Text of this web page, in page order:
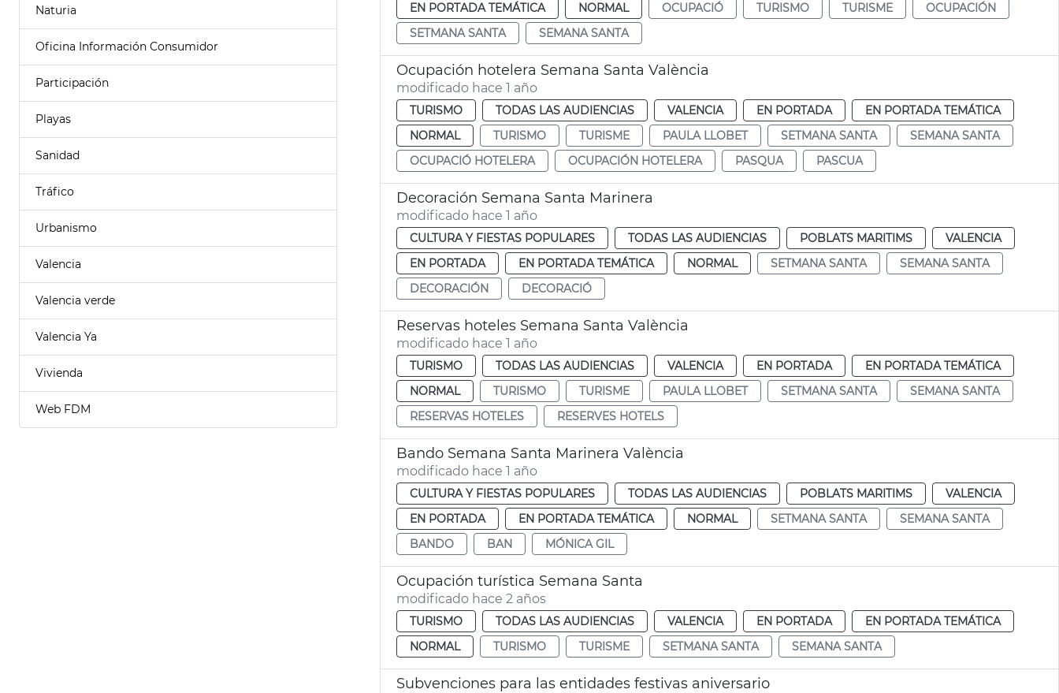
Naturia
Oficina Información Consumidor
Participación
Playas
Sanidad
Tráfico
Urbanismo
Valencia
Valencia verde
Valencia Ya
Vivienda
Web FDM
EN PORTADA TEMÁTICA
NORMAL OCUPACIÓ TURISMO TURISME
OCUPACIÓN
SETMANA SANTA
SEMANA SANTA
Ocupación hotelera Semana Santa València
modificado hace 1 año
TURISMO TODAS LAS AUDIENCIAS VALENCIA EN PORTADA
EN PORTADA TEMÁTICA
NORMAL
TURISMO TURISME PAULA LLOBET SETMANA SANTA
SEMANA SANTA
OCUPACIÓ HOTELERA
OCUPACIÓN HOTELERA PASQUA PASCUA
Decoración Semana Santa Marinera
modificado hace 1 año
CULTURA Y FIESTAS POPULARES TODAS LAS AUDIENCIAS POBLATS MARITIMS
VALENCIA
EN PORTADA
EN PORTADA TEMÁTICA NORMAL SETMANA SANTA
SEMANA SANTA
DECORACIÓN
DECORACIÓ
Reservas hoteles Semana Santa València
modificado hace 1 año
TURISMO TODAS LAS AUDIENCIAS VALENCIA EN PORTADA
EN PORTADA TEMÁTICA
NORMAL
TURISMO TURISME PAULA LLOBET SETMANA SANTA
SEMANA SANTA
RESERVAS HOTELES
RESERVES HOTELS
Bando Semana Santa Marinera València
modificado hace 1 año
CULTURA Y FIESTAS POPULARES TODAS LAS AUDIENCIAS POBLATS MARITIMS
VALENCIA
EN PORTADA
EN PORTADA TEMÁTICA NORMAL SETMANA SANTA
SEMANA SANTA
BANDO
BAN MÓNICA GIL
Ocupación turística Semana Santa
modificado hace 2 años
TURISMO TODAS LAS AUDIENCIAS VALENCIA EN PORTADA
EN PORTADA TEMÁTICA
NORMAL
TURISMO TURISME SETMANA SANTA SEMANA SANTA
Subvenciones para las entidades festivas aniversario